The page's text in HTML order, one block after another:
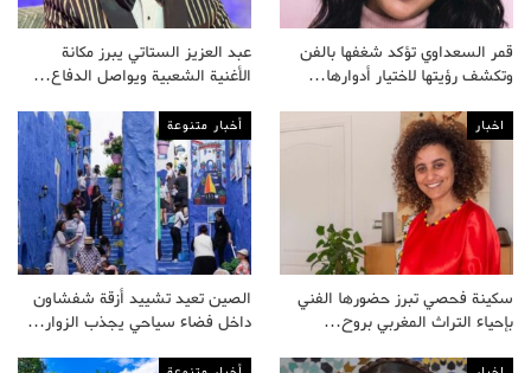
قمر السعداوي تؤكد شغفها بالفن
وتكشف رؤيتها لاختيار أدوارها…
عبد العزيز الستاتي يبرز مكانة
الأغنية الشعبية ويواصل الدفاع…
اخبار
سكينة فحصي تبرز حضورها الفني
بإحياء التراث المغربي بروح…
أخبار متنوعة
الصين تعيد تشييد أزقة شفشاون
داخل فضاء سياحي يجذب الزوار…